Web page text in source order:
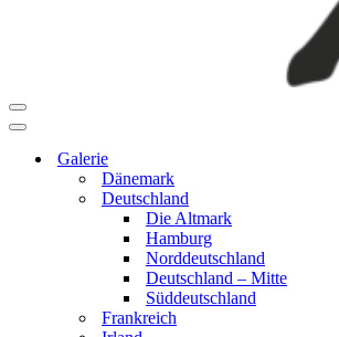
Navigationsmenü
Navigationsmenü
Galerie
Dänemark
Deutschland
Die Altmark
Hamburg
Norddeutschland
Deutschland – Mitte
Süddeutschland
Frankreich